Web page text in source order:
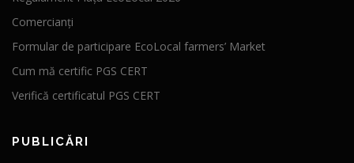
Comercianți
Formular de participare EcoLocal farmers’ Market
Cum mă certific PGS CERT
Verifică certificatul PGS CERT
PUBLICĂRI